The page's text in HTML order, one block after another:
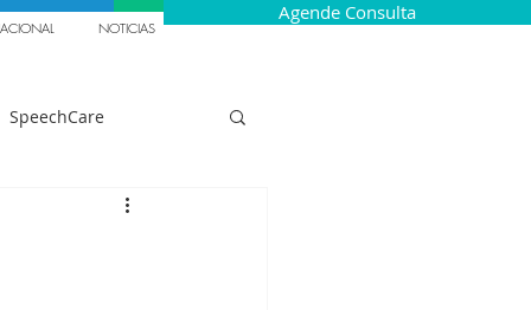
Agende Consulta
NOTICIAS
SpeechCare
Gaguez Infantil